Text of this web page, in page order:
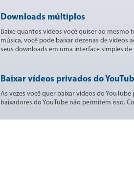
Downloads múltiplos
Baixe quantos vídeos você quiser ao mesmo
música, você pode baixar dezenas de vídeos
seus downloads em uma interface simples de
Baixar vídeos privados do
Às vezes você quer baixar vídeos do
baixadores do YouTube não permitem isso.